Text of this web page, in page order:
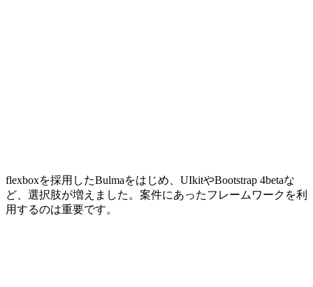
flexboxを採用したBulmaをはじめ、UIkitやBootstrap 4betaな
ど、選択肢が増えました。案件にあったフレームワークを利
用するのは重要です。